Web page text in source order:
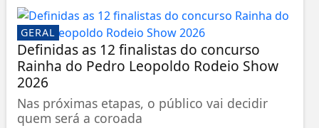
GERAL
Definidas as 12 finalistas do concurso
Rainha do Pedro Leopoldo Rodeio Show
2026
Nas próximas etapas, o público vai decidir
quem será a coroada